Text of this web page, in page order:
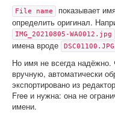
File name
показывает
определить оригинал.
IMG_20210805-WA0012.jpg
имена вроде
DSC01100.JPG
Но имя не всегда
вручную, автоматически
экспортировано из
Free и нужна: она не
имени.